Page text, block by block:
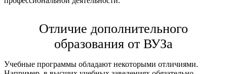
Отличие дополнительного
образования от ВУЗа
Учебные программы обладают некоторыми отличиями.